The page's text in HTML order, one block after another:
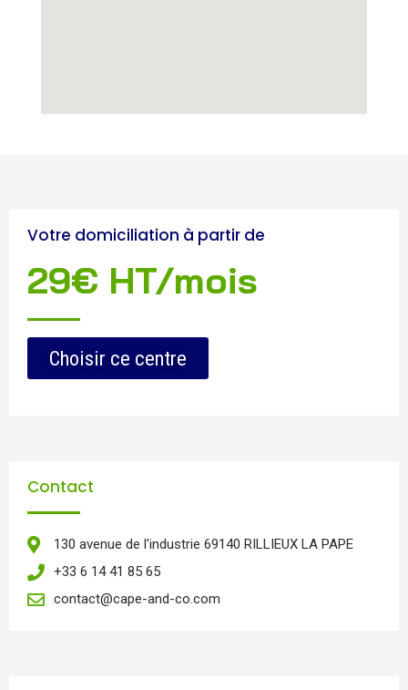
Votre domiciliation à partir de
29€ HT/mois
Choisir ce centre
Contact
130 avenue de l'industrie 69140 RILLIEUX LA PAPE
+33 6 14 41 85 65
contact@cape-and-co.com